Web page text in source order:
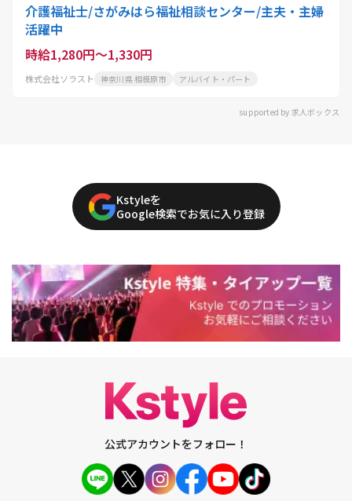
介護福祉士/さがみはら福祉相談センター/主夫・主婦
活躍中
時給1,280円～1,330円
株式会社ソラスト 神奈川県 相模原市 アルバイト・パート
supported by 求人ボックス
Kstyleを
Google検索でお気に入り登録
公式アカウントをフォロー！